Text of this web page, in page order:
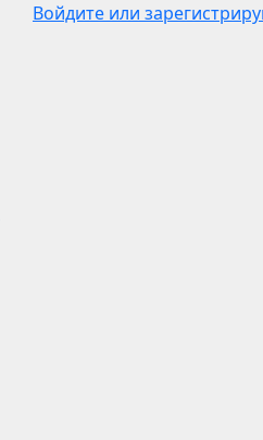
Войдите или